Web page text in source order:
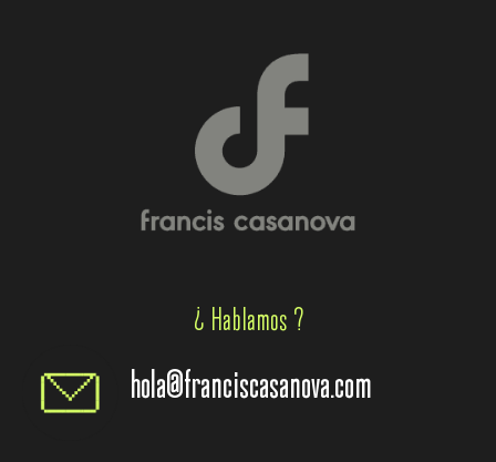
¿ Hablamos ?
hola@franciscasanova.com